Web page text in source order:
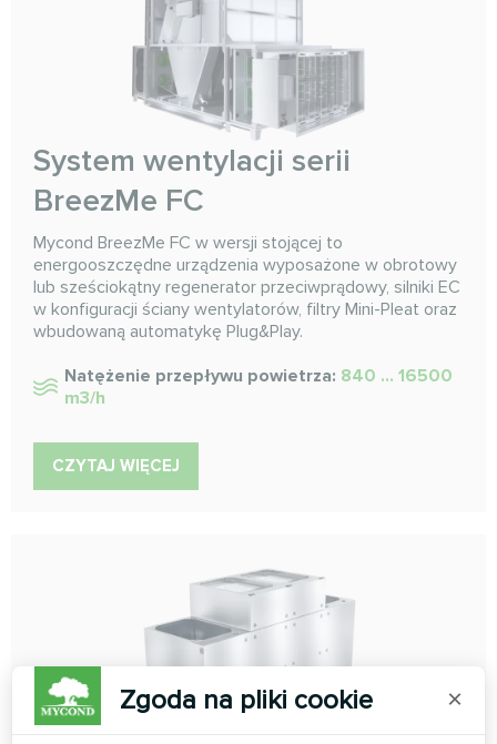
System wentylacji serii
BreezMe FC
Mycond BreezMe FC w wersji stojącej to
energooszczędne urządzenia wyposażone w obrotowy
lub sześciokątny regenerator przeciwprądowy, silniki EC
w konfiguracji ściany wentylatorów, filtry Mini-Pleat oraz
wbudowaną automatykę Plug&Play.
Natężenie przepływu powietrza: 840 ... 16500
m3/h
CZYTAJ WIĘCEJ
Zgoda na pliki cookie ×